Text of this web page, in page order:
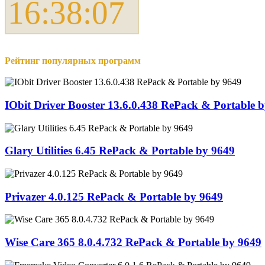
16:38:07
Рейтинг популярных программ
IObit Driver Booster 13.6.0.438 RePack & Portable
Glary Utilities 6.45 RePack & Portable by 9649
Privazer 4.0.125 RePack & Portable by 9649
Wise Care 365 8.0.4.732 RePack & Portable by 9649